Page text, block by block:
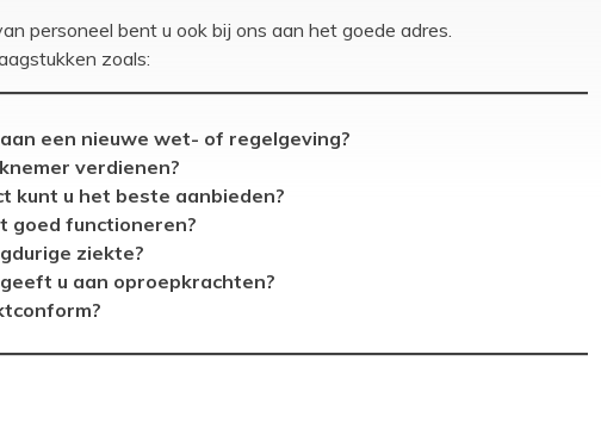
personeel bent u ook bij ons aan het goede adres.
zoals:
een nieuwe wet- of regelgeving?
verdienen?
kunt u het beste aanbieden?
goed functioneren?
ziekte?
u aan oproepkrachten?